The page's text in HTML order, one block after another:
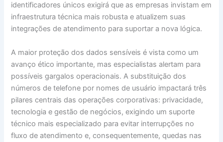
identificadores únicos exigirá que as empresas invistam em
infraestrutura técnica mais robusta e atualizem suas
integrações de atendimento para suportar a nova lógica.
A maior proteção dos dados sensíveis é vista como um
avanço ético importante, mas especialistas alertam para
possíveis gargalos operacionais. A substituição dos
números de telefone por nomes de usuário impactará três
pilares centrais das operações corporativas: privacidade,
tecnologia e gestão de negócios, exigindo um suporte
técnico mais especializado para evitar interrupções no
fluxo de atendimento e, consequentemente, quedas nas